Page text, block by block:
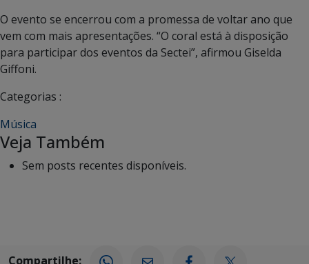
O evento se encerrou com a promessa de voltar ano que
vem com mais apresentações. “O coral está à disposição
para participar dos eventos da Sectei”, afirmou Giselda
Giffoni.
Categorias :
Música
Veja Também
Sem posts recentes disponíveis.
Compartilhe: